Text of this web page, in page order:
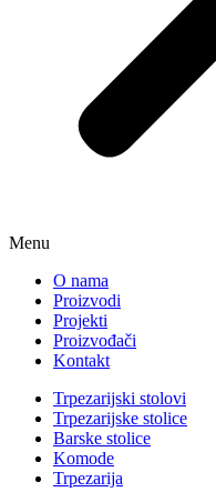
Menu
O nama
Proizvodi
Projekti
Proizvođači
Kontakt
Trpezarijski stolovi
Trpezarijske stolice
Barske stolice
Komode
Trpezarija